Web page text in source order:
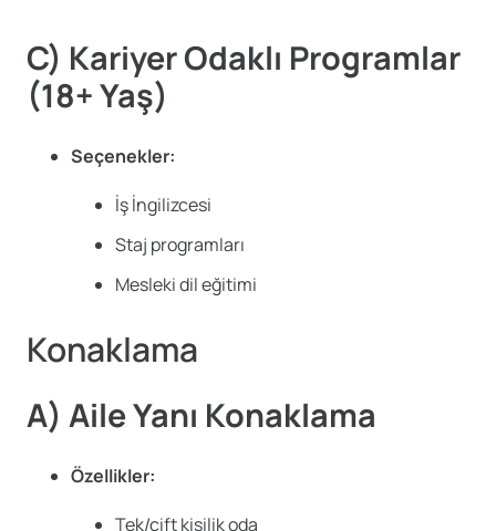
C) Kariyer Odaklı Programlar
(18+ Yaş)
Seçenekler:
İş İngilizcesi
Staj programları
Mesleki dil eğitimi
Konaklama
A) Aile Yanı Konaklama
Özellikler:
Tek/çift kişilik oda